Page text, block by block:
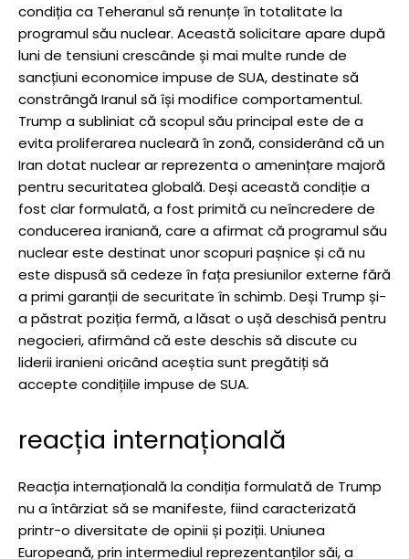
condiția ca Teheranul să renunțe în totalitate la
programul său nuclear. Această solicitare apare după
luni de tensiuni crescânde și mai multe runde de
sancțiuni economice impuse de SUA, destinate să
constrângă Iranul să își modifice comportamentul.
Trump a subliniat că scopul său principal este de a
evita proliferarea nucleară în zonă, considerând că un
Iran dotat nuclear ar reprezenta o amenințare majoră
pentru securitatea globală. Deși această condiție a
fost clar formulată, a fost primită cu neîncredere de
conducerea iraniană, care a afirmat că programul său
nuclear este destinat unor scopuri pașnice și că nu
este dispusă să cedeze în fața presiunilor externe fără
a primi garanții de securitate în schimb. Deși Trump și-
a păstrat poziția fermă, a lăsat o ușă deschisă pentru
negocieri, afirmând că este deschis să discute cu
liderii iranieni oricând aceștia sunt pregătiți să
accepte condițiile impuse de SUA.
reacția internațională
Reacția internațională la condiția formulată de Trump
nu a întârziat să se manifeste, fiind caracterizată
printr-o diversitate de opinii și poziții. Uniunea
Europeană, prin intermediul reprezentanților săi, a